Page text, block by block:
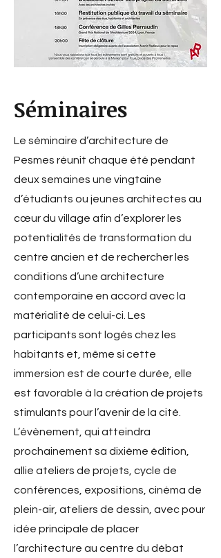
Séminaires
Le séminaire d’architecture de
Pesmes réunit chaque été pendant
deux semaines une vingtaine
d’étudiants ou jeunes architectes au
cœur du village afin d’explorer les
potentialités de transformation du
centre ancien et de rechercher les
conditions d’une architecture
contemporaine en accord avec la
matérialité de celui-ci. Les
participants sont logés chez les
habitants et, même si cette
immersion est de courte durée, elle
est favorable à la création de projets
stimulants pour l’avenir de la cité.
L’évènement, qui atteindra
prochainement sa dixième édition,
allie ateliers de projets, cycle de
conférences, expositions, cinéma de
plein-air, ateliers de dessin, avec pour
idée principale de placer
l’architecture au centre du débat